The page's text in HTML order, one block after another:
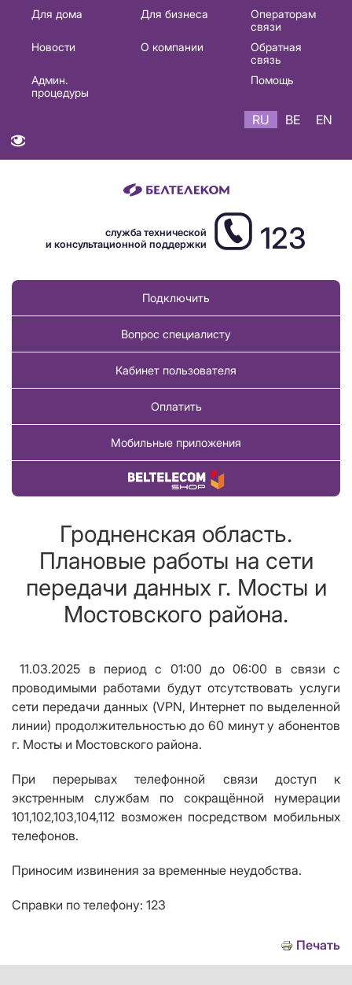
Основная
навигация
Для дома Для бизнеса
Операторам
связи
Новости
О компании
Обратная
связь
Админ.
процедуры
Помощь
RU BE EN
служба технической
и консультационной поддержки
123
Подключить
Вопрос специалисту
Кабинет пользователя
Оплатить
Мобильные приложения
Купить товар
Гродненская область.
Плановые работы на сети
передачи данных г. Мосты и
Мостовского района.
11.03.2025 в период с 01:00 до 06:00 в связи с
проводимыми работами будут отсутствовать услуги
сети передачи данных (VPN, Интернет по выделенной
линии) продолжительностью до 60 минут у абонентов
г. Мосты и Мостовского района.
При перерывах телефонной связи доступ к
экстренным службам по сокращённой нумерации
101,102,103,104,112 возможен посредством мобильных
телефонов.
Приносим извинения за временные неудобства.
Справки по телефону: 123
Печать